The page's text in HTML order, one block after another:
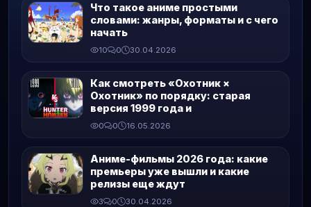
Что такое аниме простыми
словами: жанры, форматы и с чего
начать
10 0 30.04.2026
Как смотреть «Охотник ×
Охотник» по порядку: старая
версия 1999 года и
0 0 16.05.2026
Аниме-фильмы 2026 года: какие
премьеры уже вышли и какие
релизы еще ждут
3 0 30.04.2026